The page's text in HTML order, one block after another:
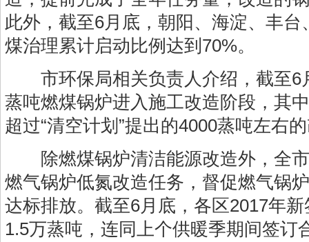
此外，截至6月底，朝阳、海淀、丰
煤治理累计启动比例达到70%。
市环保局相关负责人介绍，截至6
蒸吨燃煤锅炉进入施工改造阶段，其
超过“清空计划”提出的4000蒸吨左右
除燃煤锅炉清洁能源改造外，全市
燃气锅炉低氮改造任务，督促燃气锅
达标排放。截至6月底，各区2017年
1.5万蒸吨，连同上个供暖季期间签订